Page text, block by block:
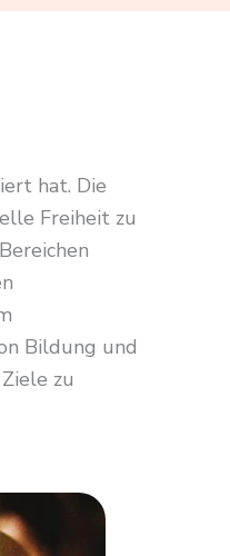
hat. Die
Freiheit zu
Bildung und
zu